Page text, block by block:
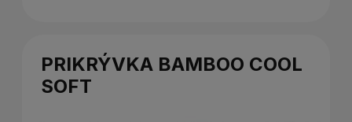
PRIKRÝVKA BAMBOO COOL
SOFT